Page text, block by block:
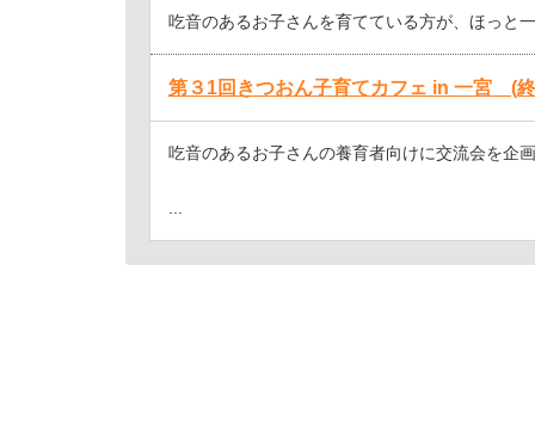
吃音のあるお子さんを育てている方が、ほっと
第３1回きつおん子育てカフェ in 一宮 (
吃音のあるお子さんの養育者向けに交流会を企